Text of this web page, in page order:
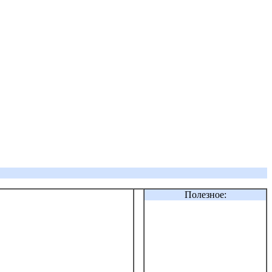
Полезное: